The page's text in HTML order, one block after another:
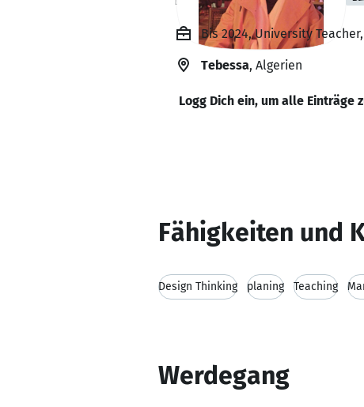
Bis 2024, University
Tebessa, Algerien
Logg Dich ein, um alle Einträge
Fähigkeiten und
Design Thinking planing Teaching
Werdegang